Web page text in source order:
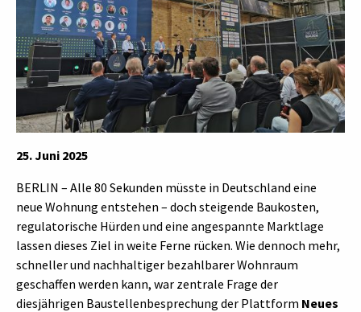
25. Juni 2025
BERLIN – Alle 80 Sekunden müsste in Deutschland eine
neue Wohnung entstehen – doch steigende Baukosten,
regulatorische Hürden und eine angespannte Marktlage
lassen dieses Ziel in weite Ferne rücken. Wie dennoch mehr,
schneller und nachhaltiger bezahlbarer Wohnraum
geschaffen werden kann, war zentrale Frage der
diesjährigen Baustellenbesprechung der Plattform Neues